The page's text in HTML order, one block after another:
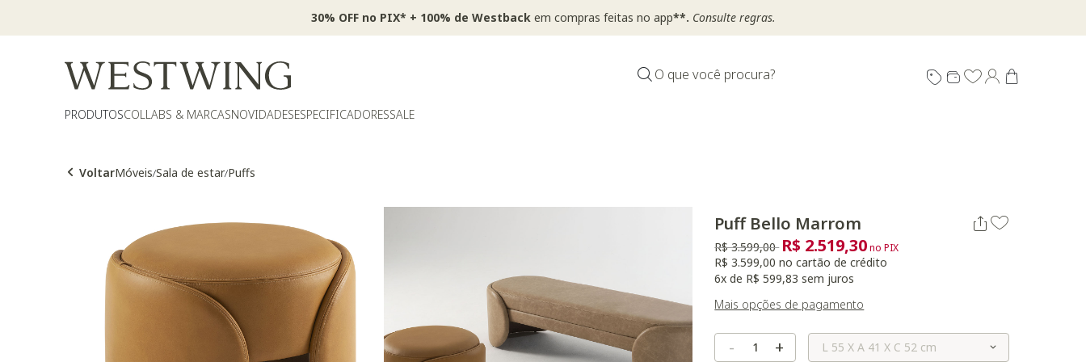
30% OFF no PIX* + 100% de Westback em compras feitas no app**. Consulte regras.
O que você procura?
PRODUTOSCOLLABS & MARCASNOVIDADESESPECIFICADORESSALE
VoltarMóveis/Sala de estar/Puffs
Puff Bello Marrom
Preço reduzido de
R$ 3.599,00 para
R$ 2.519,30no PIX
R$ 3.599,00 no cartão de crédito
6x de R$ 599,83 sem juros
Mais opções de pagamento
- + Selecione o Tamanho